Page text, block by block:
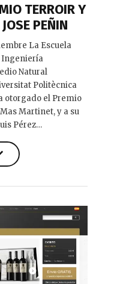
TERROIR Y
PEÑIN
La Escuela
Ingeniería
Natural
Politècnica
otorgado el Premio
Martinet, y a su
Pérez…